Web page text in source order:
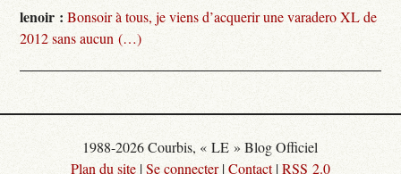
lenoir : Bonsoir à tous, je viens d’acquerir une varadero XL de
2012 sans aucun (…)
1988-2026 Courbis, « LE » Blog Officiel
Plan du site |Se connecter|Contact|RSS 2.0